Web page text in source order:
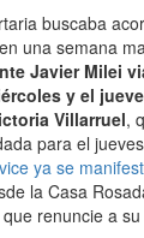
buscaba
una semana
Javier Milei
y el
Villarruel,
para el
ya se
la Casa
renuncie a